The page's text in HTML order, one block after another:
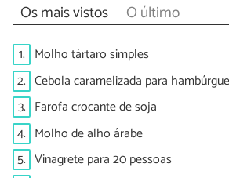
Os mais vistos O último
1. Molho tártaro simples
2. Cebola caramelizada para
3. Farofa crocante de soja
4. Molho de alho árabe
5. Vinagrete para 20 pessoas